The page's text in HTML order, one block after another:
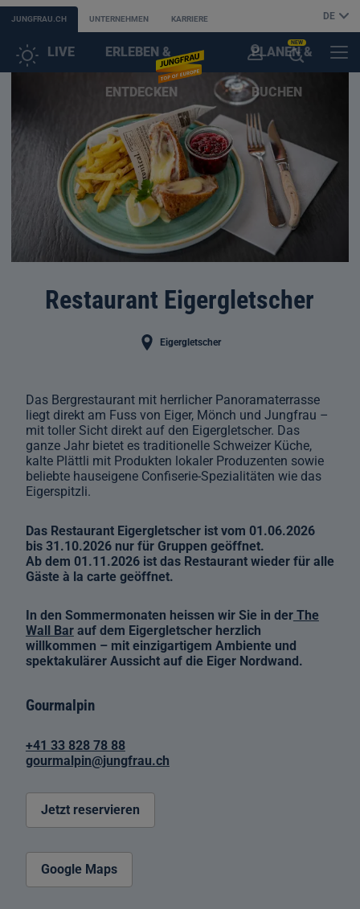
JUNGFRAU.CH UNTERNEHMEN KARRIERE DE
LIVE ERLEBEN &
ENTDECKEN
PLANEN &
BUCHEN
NEW
Restaurant Eigergletscher
Eigergletscher
Das Bergrestaurant mit herrlicher Panoramaterrasse
liegt direkt am Fuss von Eiger, Mönch und Jungfrau –
mit toller Sicht direkt auf den Eigergletscher. Das
ganze Jahr bietet es traditionelle Schweizer Küche,
kalte Plättli mit Produkten lokaler Produzenten sowie
beliebte hauseigene Confiserie-Spezialitäten wie das
Eigerspitzli.
Das Restaurant Eigergletscher ist vom 01.06.2026
bis 31.10.2026 nur für Gruppen geöffnet.
Ab dem 01.11.2026 ist das Restaurant wieder für alle
Gäste à la carte geöffnet.
In den Sommermonaten heissen wir Sie in derThe
Wall Barauf dem Eigergletscher herzlich
willkommen – mit einzigartigem Ambiente und
spektakulärer Aussicht auf die Eiger Nordwand.
Gourmalpin
+41 33 828 78 88
gourmalpin@jungfrau.ch
Jetzt reservieren
Google Maps